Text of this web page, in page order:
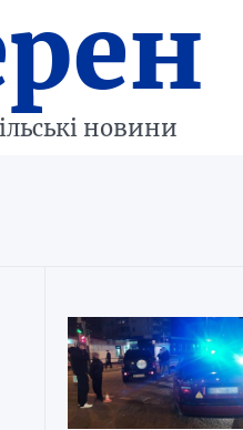
новини